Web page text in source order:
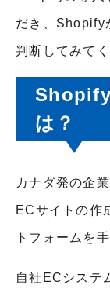
だき、Shopify
判断してみてく
は？
カナダ発の企
ECサイトの作
トフォームを
自社ECシステ